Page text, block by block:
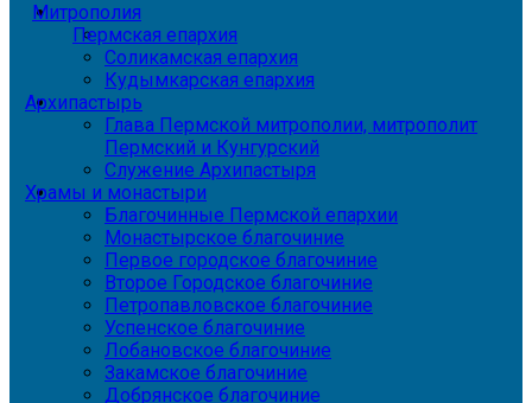
Митрополия
Пермская епархия
Соликамская епархия
Кудымкарская епархия
Архипастырь
Глава Пермской митрополии, митрополит
Пермский и Кунгурский
Служение Архипастыря
Храмы и монастыри
Благочинные Пермской епархии
Монастырское благочиние
Первое городское благочиние
Второе Городское благочиние
Петропавловское благочиние
Успенское благочиние
Лобановское благочиние
Закамское благочиние
Добрянское благочиние